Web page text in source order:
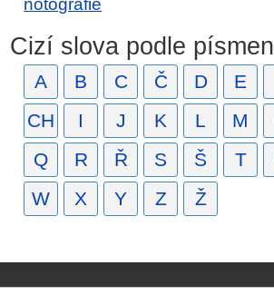
notografie
Cizí slova podle písmen
A B C Č D E
CH
I J K L M
Q
R Ř S Š T
W
X Y Z Ž